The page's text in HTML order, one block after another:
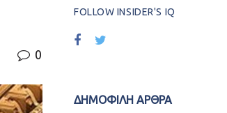
0
FOLLOW INSIDER'S IQ
ΔΗΜΟΦΙΛΗ ΑΡΘΡΑ